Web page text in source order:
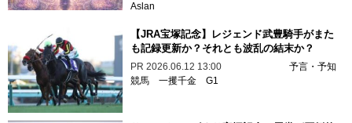
Aslan
【JRA宝塚記念】レジェンド武豊騎手がまた
も記録更新か？それとも波乱の結末か？
PR 2026.06.12 13:00
予言・予知
競馬 一攫千金 G1